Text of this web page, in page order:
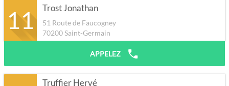
11 Trost Jonathan
51 Route de Faucogney
70200Saint-Germain
APPELEZ
Truffier Hervé